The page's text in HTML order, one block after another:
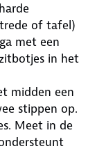
of tafel)
met een
in het
midden een
stippen op.
Meet in de